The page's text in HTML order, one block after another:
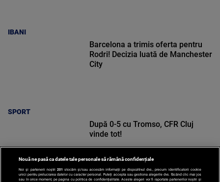
IBANI
SPORT
Barcelona a trimis oferta pentru
Rodri! Decizia luată de Manchester
City
După 0-5 cu Tromso, CFR Cluj
vinde tot!
Nouă ne pasă ca datele tale personale să rămână confidențiale
Noi și partenerii noștri 201 stocăm și/sau accesăm informații pe dispozitivul dvs., precum identificatorii cookie
unici pentru prelucrarea datelor cu caracter personal. Puteți accepta sau gestiona alegerile dvs. făcând clic mai jos
sau în orice moment, pe pagina cu politica de confidențialitate. Aceste alegeri vor fi raportate partenerilor noștri și